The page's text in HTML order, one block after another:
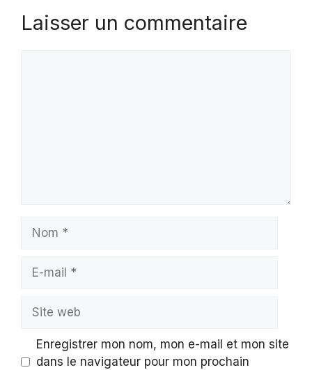
Laisser un commentaire
Nom
Site
Enregistrer mon nom, mon e-mail et mon site
dans le navigateur pour mon prochain